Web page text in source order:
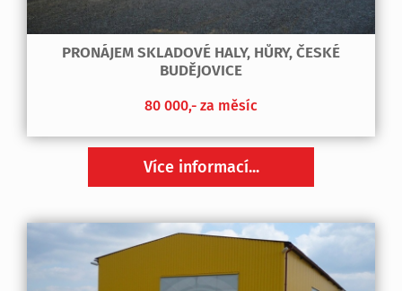
PRONÁJEM SKLADOVÉ HALY, HŮRY, ČESKÉ
BUDĚJOVICE
80 000,- za měsíc
Více informací...